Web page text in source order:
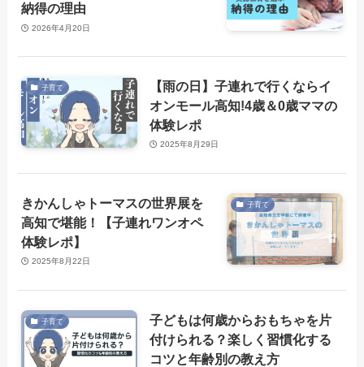
納得の理由
2026年4月20日
子育て
【雨の日】子連れで行くならイ
オンモール高知!4歳＆0歳ママの
体験レポ
2025年8月29日
子育て
きかんしゃトーマスの世界展を
高知で堪能！【子連れワンオペ
体験レポ】
2025年8月22日
子育て
子どもは何歳からおもちゃを片
付けられる？楽しく習慣化する
コツと年齢別の教え方